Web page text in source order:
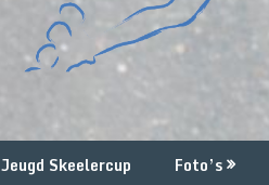
Jeugd Skeelercup Foto’s